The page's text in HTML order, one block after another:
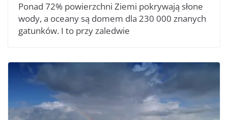
Ponad 72% powierzchni Ziemi pokrywają słone
wody, a oceany są domem dla 230 000 znanych
gatunków. I to przy zaledwie